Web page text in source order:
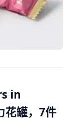
in
花罐，7件